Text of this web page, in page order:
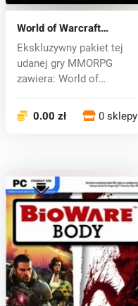
World of Warcraft
(Complete Pack) (PC) CD
key
Ekskluzywny pakiet tej
udanej gry MMORPG
zawiera: World of
0.00 zł 0 sklepy